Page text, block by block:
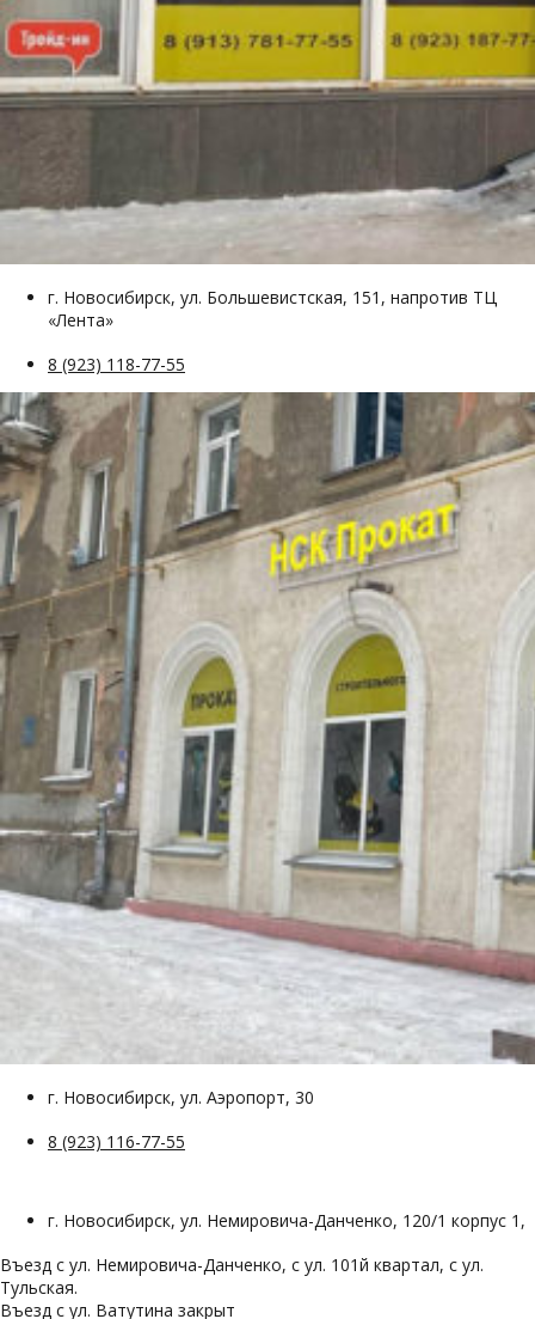
г. Новосибирск, ул. Большевистская, 151, напротив ТЦ
«Лента»
8 (923) 118-77-55
г. Новосибирск, ул. Аэропорт, 30
8 (923) 116-77-55
г. Новосибирск, ул. Немировича-Данченко, 120/1 корпус 1,
Въезд с ул. Немировича-Данченко, с ул. 101й квартал, с ул.
Тульская.
Въезд с ул. Ватутина закрыт